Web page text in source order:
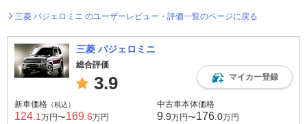
三菱 パジェロミニ のユーザーレビュー・評価一覧のページに戻る
三菱 パジェロミニ
総合評価
3.9 マイカー登録
新車価格 （税込）
124 .1 万円〜169 .6万円
中古車本体価格
9 .9万円〜176 .0万円